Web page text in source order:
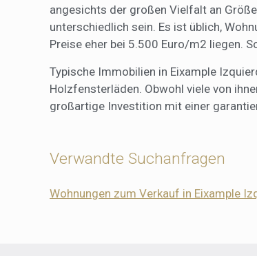
angesichts der großen Vielfalt an
unterschiedlich sein. Es ist üblich,
Preise eher bei 5.500 Euro/m2 liegen.
Typische Immobilien in Eixample
Holzfensterläden. Obwohl viele von
großartige Investition mit einer
Verwandte Suchanfragen
Wohnungen zum Verkauf in Eixample